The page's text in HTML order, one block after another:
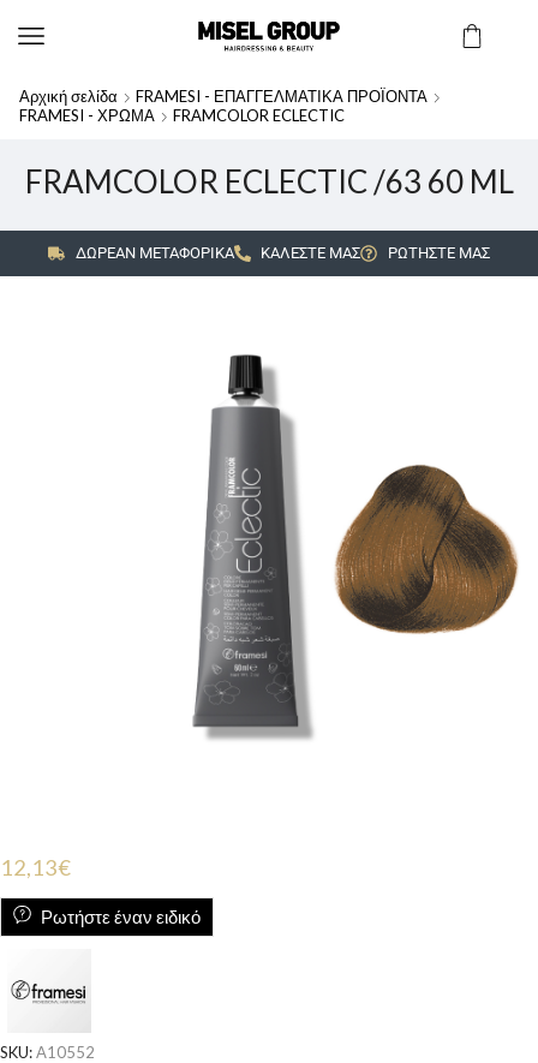
Αρχική σελίδα
FRAMESI - ΕΠΑΓΓΕΛΜΑΤΙΚΑ ΠΡΟΪΟΝΤΑ
FRAMESI - ΧΡΩΜΑ
FRAMCOLOR ECLECTIC
FRAMCOLOR ECLECTIC /63 60 ML
ΔΩΡΕΑΝ ΜΕΤΑΦΟΡΙΚΑ ΚΑΛΕΣΤΕ ΜΑΣ ΡΩΤΗΣΤΕ ΜΑΣ
12,13€
Ρωτήστε έναν ειδικό
SKU:A10552